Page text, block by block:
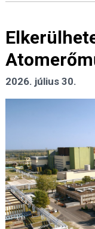
2026. július 30.